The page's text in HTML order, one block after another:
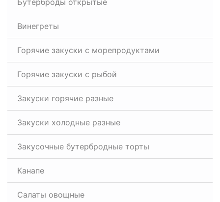
Бутерброды открытые
Винегреты
Горячие закуски с морепродуктами
Горячие закуски с рыбой
Закуски горячие разные
Закуски холодные разные
Закусочные бутербродные торты
Канапе
Салаты овощные